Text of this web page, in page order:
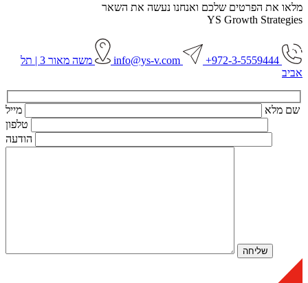
מלאו את הפרטים שלכם ואנחנו נעשה את השאר
YS Growth Strategies
info@ys-v.com
משה מאור 3 | תל
אביב
שם מלא
מייל
טלפון
הודעה